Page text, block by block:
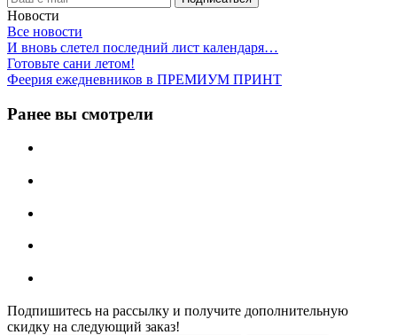
Новости
Все новости
И вновь слетел последний лист календаря…
Готовьте сани летом!
Феерия ежедневников в ПРЕМИУМ ПРИНТ
Ранее вы смотрели
Подпишитесь на рассылку и получите дополнительную
скидку на следующий заказ!